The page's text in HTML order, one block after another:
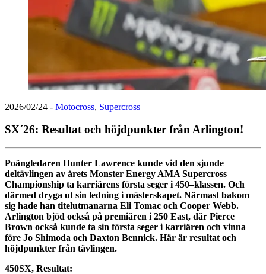
2026/02/24 - Motocross, Supercross
SX´26: Resultat och höjdpunkter från Arlington!
Poängledaren Hunter Lawrence kunde vid den sjunde
deltävlingen av årets Monster Energy AMA Supercross
Championship ta karriärens första seger i 450–klassen. Och
därmed dryga ut sin ledning i mästerskapet. Närmast bakom
sig hade han titelutmanarna Eli Tomac och Cooper Webb.
Arlington bjöd också på premiären i 250 East, där Pierce
Brown också kunde ta sin första seger i karriären och vinna
före Jo Shimoda och Daxton Bennick. Här är resultat och
höjdpunkter från tävlingen.
450SX, Resultat: